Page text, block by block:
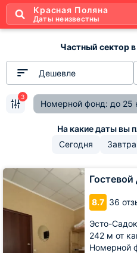
Красная Поляна
Даты неизвестны
Частный сектор
Дешевле
Номерной фонд: до 25
3
Сегодня Завтра
8.7 36
Эсто-
242 м от
Номерной
Гостевой
дом